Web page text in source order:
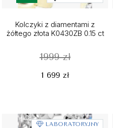
Kolczyki z diamentami z
żółtego złota K0430ZB 0.15 ct
1999 zł
1 699 zł
LABORATORYJNY